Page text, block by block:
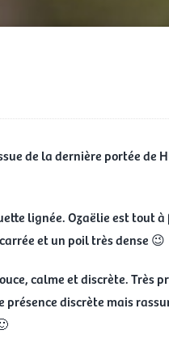
de la dernière portée de
lignée. Ozaëlie est tout
et un poil très dense 😉
calme et discrète. Très
discrète mais